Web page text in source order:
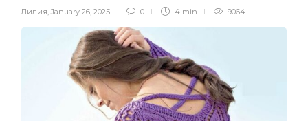
Лилия, January 26, 2025 0 4 min 9064